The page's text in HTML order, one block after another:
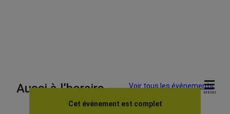
MENU
Aussi à l’horaire Voir tous les événements
Cet événement est complet